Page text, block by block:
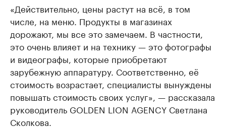
«Действительно, цены растут на всё, в том
числе, на меню. Продукты в магазинах
дорожают, мы все это замечаем. В частности,
это очень влияет и на технику — это фотографы
и видеографы, которые приобретают
зарубежную аппаратуру. Соответственно, её
стоимость возрастает, специалисты вынуждены
повышать стоимость своих услуг», — рассказала
руководитель GOLDEN LION AGENCY Светлана
Сколкова.